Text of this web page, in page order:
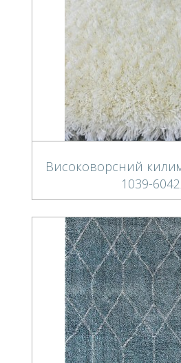
Високоворсний
1039-